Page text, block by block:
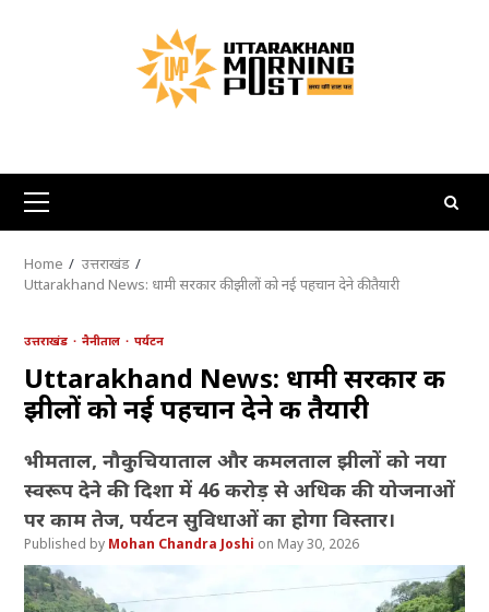
Primary
Menu
Home
उत्तराखंड
Uttarakhand News: धामी सरकार की झीलों को नई पहचान देने की तैयारी
उत्तराखंड नैनीताल पर्यटन
Uttarakhand News: धामी सरकार की
झीलों को नई पहचान देने की तैयारी
भीमताल, नौकुचियाताल और कमलताल झीलों को नया
स्वरूप देने की दिशा में 46 करोड़ से अधिक की योजनाओं
पर काम तेज, पर्यटन सुविधाओं का होगा विस्तार।
Mohan Chandra Joshi May 30, 2026